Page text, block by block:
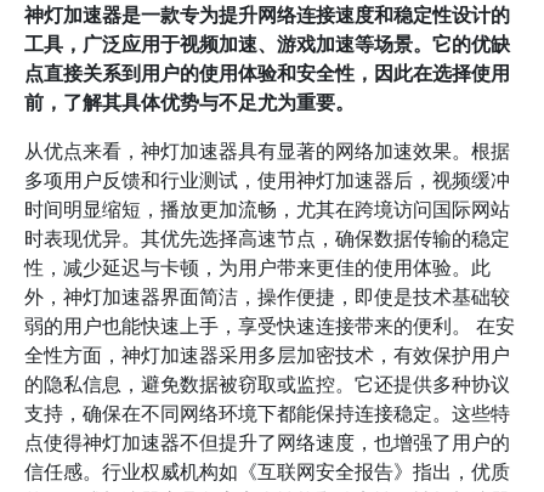
神灯加速器是一款专为提升网络连接速度和稳定性设计的
工具，广泛应用于视频加速、游戏加速等场景。它的优缺
点直接关系到用户的使用体验和安全性，因此在选择使用
前，了解其具体优势与不足尤为重要。
从优点来看，神灯加速器具有显著的网络加速效果。根据
多项用户反馈和行业测试，使用神灯加速器后，视频缓冲
时间明显缩短，播放更加流畅，尤其在跨境访问国际网站
时表现优异。其优先选择高速节点，确保数据传输的稳定
性，减少延迟与卡顿，为用户带来更佳的使用体验。此
外，神灯加速器界面简洁，操作便捷，即使是技术基础较
弱的用户也能快速上手，享受快速连接带来的便利。 在安
全性方面，神灯加速器采用多层加密技术，有效保护用户
的隐私信息，避免数据被窃取或监控。它还提供多种协议
支持，确保在不同网络环境下都能保持连接稳定。这些特
点使得神灯加速器不但提升了网络速度，也增强了用户的
信任感。行业权威机构如《互联网安全报告》指出，优质